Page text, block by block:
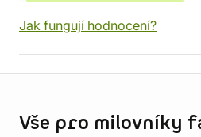
Jak fungují hodnocení?
Vše pro milovníky